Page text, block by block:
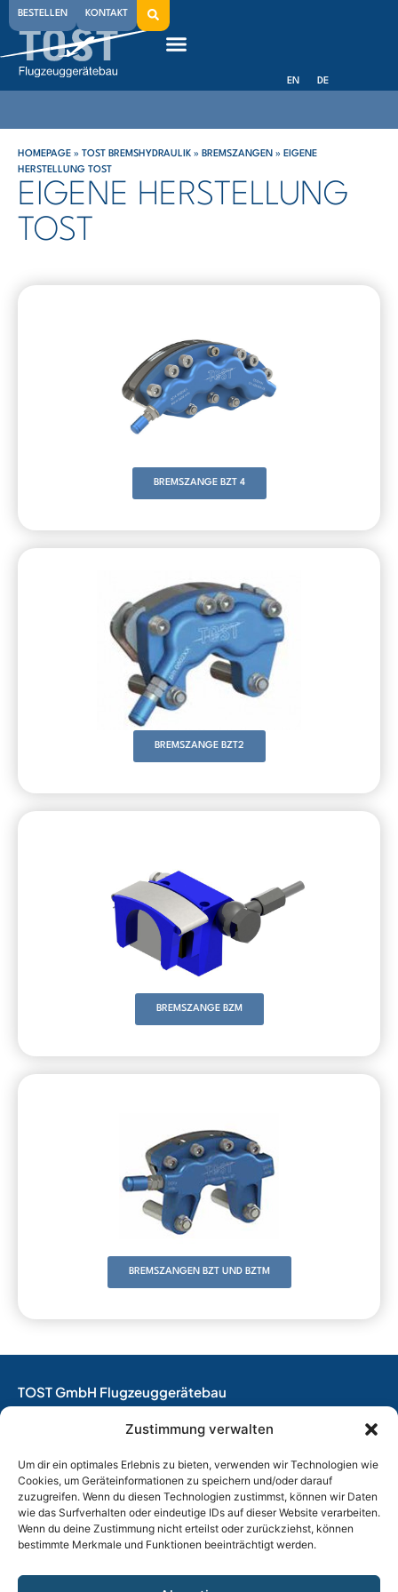
Zustimmung verwalten
Um dir ein optimales Erlebnis zu bieten, verwenden wir Technologien wie
Cookies, um Geräteinformationen zu speichern und/oder darauf
zuzugreifen. Wenn du diesen Technologien zustimmst, können wir Daten
wie das Surfverhalten oder eindeutige IDs auf dieser Website verarbeiten.
Wenn du deine Zustimmung nicht erteilst oder zurückziehst, können
bestimmte Merkmale und Funktionen beeinträchtigt werden.
BESTELLEN KONTAKT
EN DE
HOMEPAGE » TOST BREMSHYDRAULIK » BREMSZANGEN » EIGENE
HERSTELLUNG TOST
EIGENE HERSTELLUNG
TOST
BREMSZANGE BZT 4
BREMSZANGE BZT2
BREMSZANGE BZM
BREMSZANGEN BZT UND BZTM
TOST GmbH Flugzeuggerätebau
EASA Instandhaltungsbetrieb
Thalkirchner Straße 62
80337 München
Tel. +49(0)89 544 599 0
E-Mail:info@tost.de